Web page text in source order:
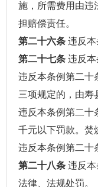
施，所需费用由违
担赔偿责任。
第二十六条 违反
第二十七条 违反
违反本条例第二十
三项规定的，由寿
违反本条例第二十
千元以下罚款。焚
违反本条例第二十
第二十八条 违反
法律、法规处罚。